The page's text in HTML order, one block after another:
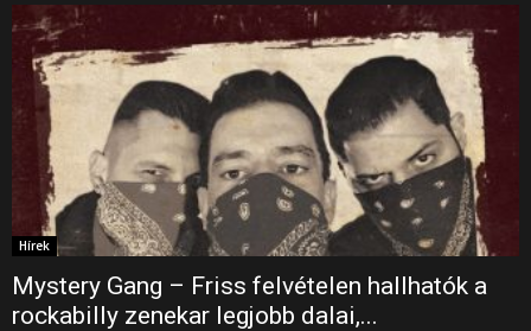
Hírek
Mystery Gang – Friss felvételen hallhatók a
rockabilly zenekar legjobb dalai,...